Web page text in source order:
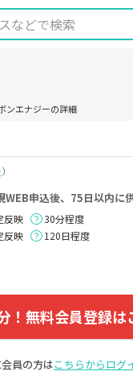
ンエナジーの詳細
）
WEB申込後、75日以内に
反映
30分程度
反映
120日程度
！無料会員登録は
員の方はこちらからログ